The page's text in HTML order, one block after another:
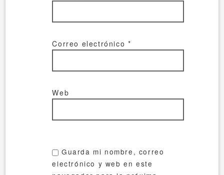
Correo electrónico *
Web
Guarda mi nombre, correo
electrónico y web en este